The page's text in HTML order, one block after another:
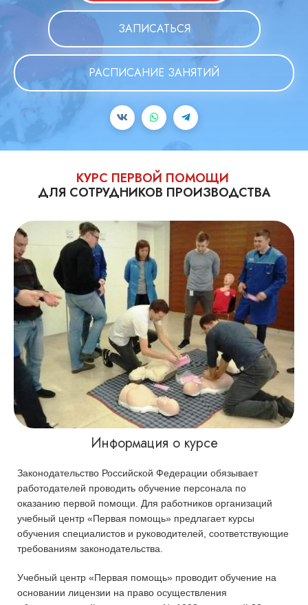
ЗАПИСАТЬСЯ
РАСПИСАНИЕ ЗАНЯТИЙ
КУРС ПЕРВОЙ ПОМОЩИ
ДЛЯ СОТРУДНИКОВ ПРОИЗВОДСТВА
Информация о курсе
Законодательство Российской Федерации обязывает
работодателей проводить обучение персонала по
оказанию первой помощи. Для работников организаций
учебный центр «Первая помощь» предлагает курсы
обучения специалистов и руководителей, соответствующие
требованиям законодательства.
Учебный центр «Первая помощь» проводит обучение на
основании лицензии на право осуществления